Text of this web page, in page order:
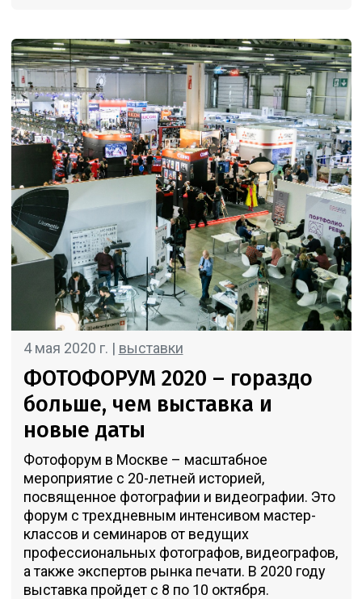
4 мая 2020 г. | выставки
ФОТОФОРУМ 2020 – гораздо
больше, чем выставка и
новые даты
Фотофорум в Москве – масштабное
мероприятие с 20-летней историей,
посвященное фотографии и видеографии. Это
форум с трехдневным интенсивом мастер-
классов и семинаров от ведущих
профессиональных фотографов, видеографов,
а также экспертов рынка печати. В 2020 году
выставка пройдет с 8 по 10 октября.